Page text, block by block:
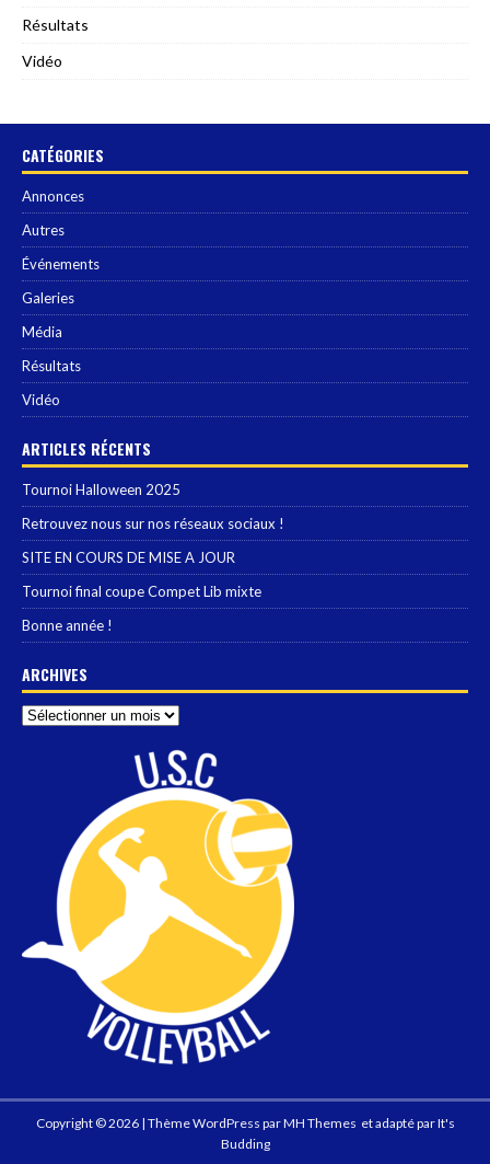
Résultats
Vidéo
CATÉGORIES
Annonces
Autres
Événements
Galeries
Média
Résultats
Vidéo
ARTICLES RÉCENTS
Tournoi Halloween 2025
Retrouvez nous sur nos réseaux sociaux !
SITE EN COURS DE MISE A JOUR
Tournoi final coupe Compet Lib mixte
Bonne année !
ARCHIVES
Copyright © 2026 | Thème WordPress parMH Themes et adapté parIt's
Budding